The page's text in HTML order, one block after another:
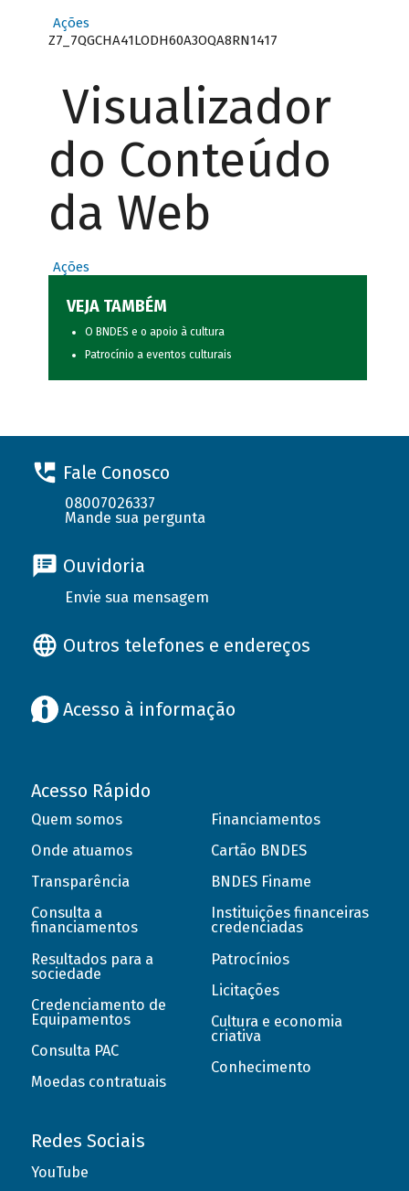
Ações
Z7_7QGCHA41LODH60A3OQA8RN1417
Visualizador
do Conteúdo
da Web
Ações
VEJA TAMBÉM
O BNDES e o apoio à cultura
Patrocínio a eventos culturais
Fale Conosco
08007026337
Mande sua pergunta
Ouvidoria
Envie sua mensagem
Outros telefones e endereços
Acesso à informação
Acesso Rápido
Quem somos
Onde atuamos
Transparência
Consulta a
financiamentos
Resultados para a
sociedade
Credenciamento de
Equipamentos
Consulta PAC
Moedas contratuais
Financiamentos
Cartão BNDES
BNDES Finame
Instituições financeiras
credenciadas
Patrocínios
Licitações
Cultura e economia
criativa
Conhecimento
Redes Sociais
YouTube